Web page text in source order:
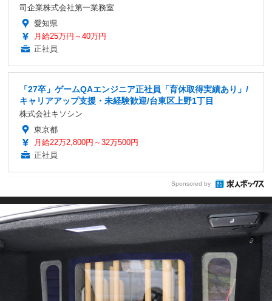
司企業株式会社第一業務室
愛知県
月給25万円～40万円
正社員
「27卒」ゲームQAエンジニア正社員「育休取得実績あり」/
キャリアアップ支援・未経験歓迎/台東区上野1丁目
株式会社キソシン
東京都
月給22万2,800円～32万500円
正社員
Sponsored by